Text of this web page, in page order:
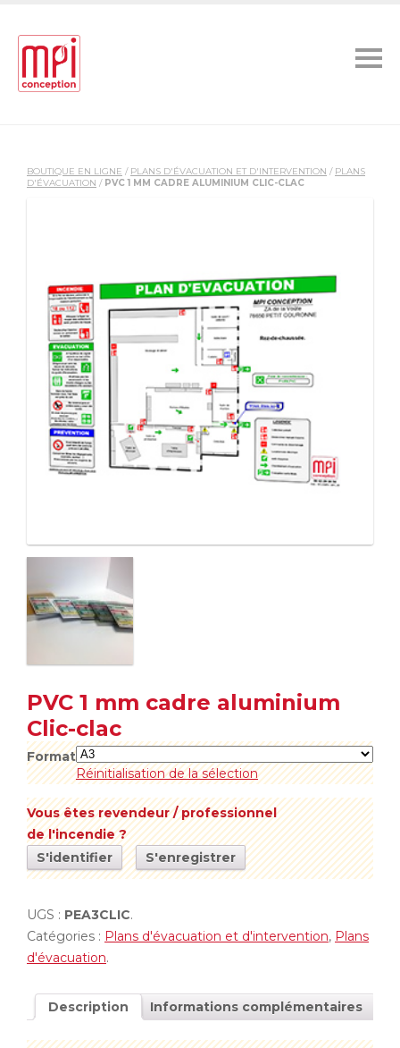
BOUTIQUE EN LIGNE / PLANS D'ÉVACUATION ET D'INTERVENTION / PLANS
D'ÉVACUATION / PVC 1 MM CADRE ALUMINIUM CLIC-CLAC
PVC 1 mm cadre aluminium
Clic-clac
Format
Réinitialisation de la sélection
Vous êtes revendeur / professionnel
de l'incendie ?
S'identifier
S'enregistrer
UGS : PEA3CLIC.
Catégories : Plans d'évacuation et d'intervention, Plans
d'évacuation.
Description Informations complémentaires